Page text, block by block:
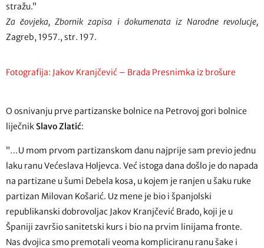
stražu.”
Za čovjeka, Zbornik zapisa i dokumenata iz Narodne revolucje,
Zagreb, 1957., str. 197.
Fotografija: Jakov Kranjčević – Brada Presnimka iz brošure
O osnivanju prve partizanske bolnice na Petrovoj gori bolnice
liječnik SlavoZlatić:
”…U mom prvom partizanskom danu najprije sam previo jednu
laku ranu Većeslava Holjevca. Već istoga dana došlo je do napada
na partizane u šumi Debela kosa, u kojem je ranjen u šaku ruke
partizan Milovan Košarić. Uz mene je bio i španjolski
republikanski dobrovoljac Jakov Kranjčević Brado, koji je u
Španiji završio sanitetski kurs i bio na prvim linijama fronte.
Nas dvojica smo premotali veoma kompliciranu ranu šake i